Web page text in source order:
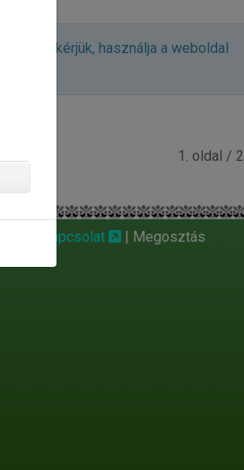
kérjük, használja a weboldal
1. oldal / 2
Kapcsolat | Megosztás